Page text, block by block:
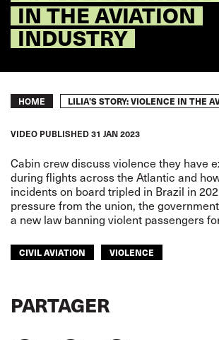
IN THE AVIATION
INDUSTRY
Breadcrumb
HOME LILIA'S STORY: VIOLENCE IN THE
VIDEO PUBLISHED31 JAN 2023
Cabin crew discuss violence they have
during flights across the Atlantic and
incidents on board tripled in Brazil in
pressure from the union, the
a new law banning violent passengers
CIVIL AVIATION VIOLENCE
PARTAGER